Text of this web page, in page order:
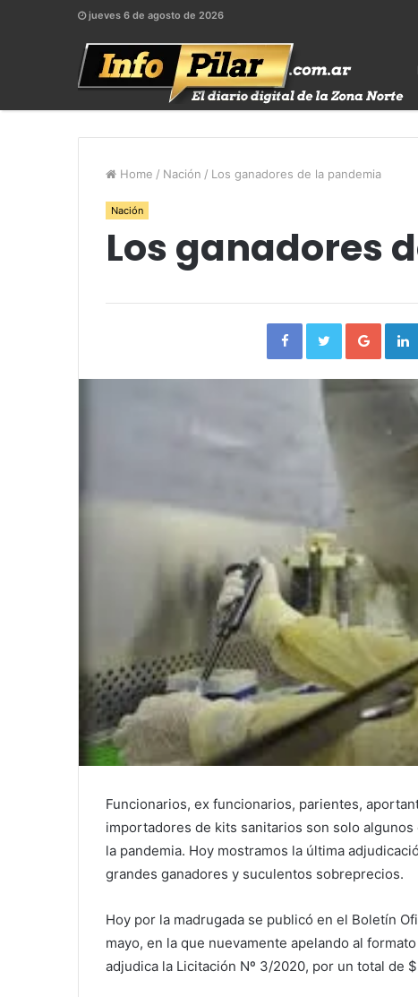
jueves 6 de agosto de 2026
Home / Nación / Los ganadores de la pandemia
Nación
Los ganadores
FacebookTwitter
Funcionarios, ex funcionarios, parientes,
importadores de kits sanitarios son solo
la pandemia. Hoy mostramos la última
grandes ganadores y suculentos sobreprecios.
Hoy por la madrugada se publicó en el Boletín
mayo, en la que nuevamente apelando al
adjudica la Licitación Nº 3/2020, por un total de